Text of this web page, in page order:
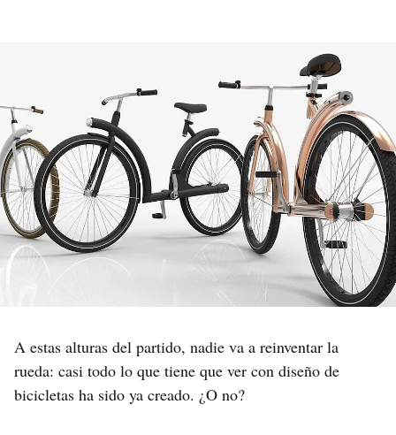
A estas alturas del partido, nadie va a reinventar la
rueda: casi todo lo que tiene que ver con diseño de
bicicletas ha sido ya creado. ¿O no?